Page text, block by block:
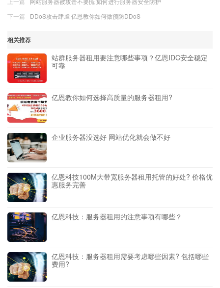
下一篇
DDoS攻击肆虐 亿恩教你如何做预防DDoS
相关推荐
站群服务器租用要注意哪些事项？亿恩IDC安全稳定
可靠
亿恩教你如何选择高质量的服务器租用?
企业服务器没选好 网站优化就会做不好
亿恩科技100M大带宽服务器租用托管的好处? 价格优
惠服务完善
亿恩科技：服务器租用的注意事项有哪些？
亿恩科技：服务器租用需要考虑哪些因素? 包括哪些
费用?